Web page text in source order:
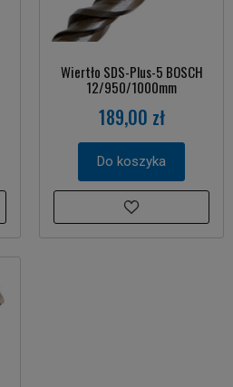
Wiertło SDS-Plus-5 BOSCH
12/950/1000mm
189,00 zł
Do koszyka